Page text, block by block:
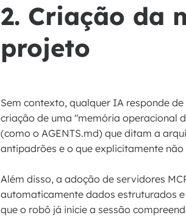
2. Criação da
projeto
Sem contexto, qualquer IA responde
criação de uma "memória operacional
(como o AGENTS.md) que ditam a
antipadrões e o que explicitamente
Além disso, a adoção de servidores
automaticamente dados estruturados
que o robô já inicie a sessão